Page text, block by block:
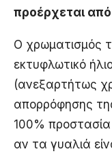
προέρχεται
Ο χρωματισμός
εκτυφλωτικό
(ανεξαρτήτως
απορρόφησης
100%
αν τα γυαλιά